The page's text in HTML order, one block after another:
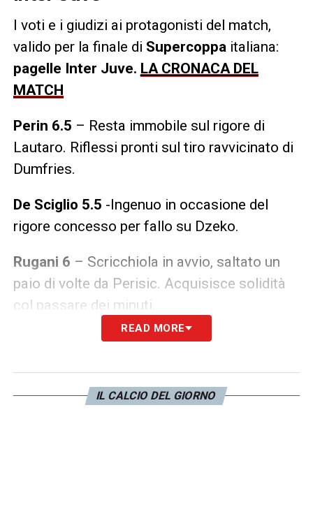
I voti e i giudizi ai protagonisti del match,
valido per la finale di Supercoppaitaliana:
pagelle Inter Juve. LA CRONACA DEL
MATCH
Perin 6.5 – Resta immobile sul rigore di
Lautaro. Riflessi pronti sul tiro ravvicinato di
Dumfries.
De Sciglio 5.5 -Ingenuo in occasione del
rigore concesso per fallo su Dzeko.
Rugani 6 – Scricchiola in avvio, saltato un
paio di volte da Perisic. Acquisisce solidità
col passare dei minuti.
– Rischia in avvio su Barella,
in marcatura.
READ MORE
IL CALCIO DEL GIORNO